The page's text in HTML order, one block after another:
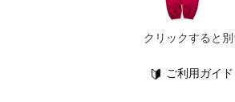
クリックすると
ご利用ガイド